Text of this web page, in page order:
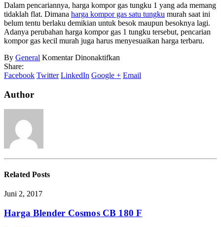
Dalam pencariannya, harga kompor gas tungku 1 yang ada memang
tidaklah flat. Dimana harga kompor gas satu tungku murah saat ini
belum tentu berlaku demikian untuk besok maupun besoknya lagi.
Adanya perubahan harga kompor gas 1 tungku tersebut, pencarian
kompor gas kecil murah juga harus menyesuaikan harga terbaru.
By General Komentar Dinonaktifkan
Gas
Share:
Facebook Twitter LinkedIn Google + Email
Author
RelatedPosts
Juni 2, 2017
Harga Blender Cosmos CB 180 F